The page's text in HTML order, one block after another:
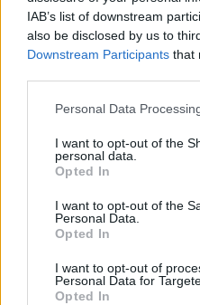
IAB’s list of downstream
also be disclosed by us to
Downstream Participants that
Personal Data
I want to opt-out of the
personal data.
Opted In
I want to opt-out of the
Personal Data.
Opted In
I want to opt-out of
Personal Data for
Opted In
Gijon (Asturias)